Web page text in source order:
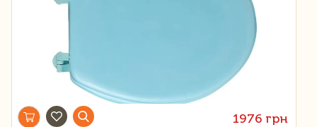
1976 грн